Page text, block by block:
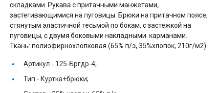
складками. Рукава с притачными манжетами,
застегивающимися на пуговицы. Брюки на притачном поясе,
стянутым эластичной тесьмой по бокам, с застежкой на
пуговицы, с двумя боковыми накладными карманами.
Ткань: полиэфирнохлопковая (65% п/э, 35%хлопок, 210г/м2)
Артикул - 125-Бргдр-4;
Тип - Куртка+брюки;